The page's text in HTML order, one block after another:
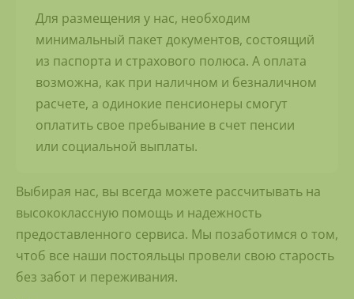
Для размещения у нас, необходим
минимальный пакет документов, состоящий
из паспорта и страхового полюса. А оплата
возможна, как при наличном и безналичном
расчете, а одинокие пенсионеры смогут
оплатить свое пребывание в счет пенсии
или социальной выплаты.
Выбирая нас, вы всегда можете рассчитывать на
высококлассную помощь и надежность
предоставленного сервиса. Мы позаботимся о том,
чтоб все наши постояльцы провели свою старость
без забот и переживания.